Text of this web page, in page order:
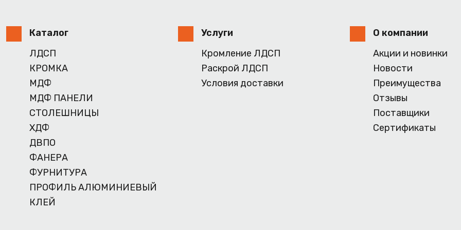
Каталог
ЛДСП
КРОМКА
МДФ
МДФ ПАНЕЛИ
СТОЛЕШНИЦЫ
ХДФ
ДВПО
ФАНЕРА
ФУРНИТУРА
ПРОФИЛЬ АЛЮМИНИЕВЫЙ
КЛЕЙ
Услуги
Кромление ЛДСП
Раскрой ЛДСП
Условия доставки
О компании
Акции и новинки
Новости
Преимущества
Отзывы
Поставщики
Сертификаты